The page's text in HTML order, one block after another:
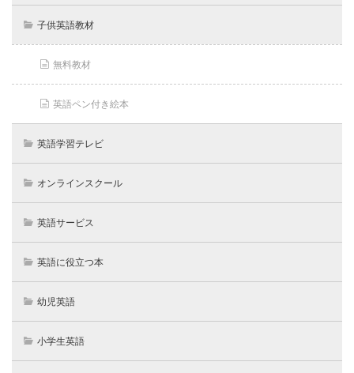
子供英語教材
無料教材
英語ペン付き絵本
英語学習テレビ
オンラインスクール
英語サービス
英語に役立つ本
幼児英語
小学生英語